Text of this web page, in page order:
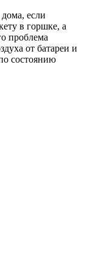
если
в горшке, а
проблема
от батареи и
состоянию